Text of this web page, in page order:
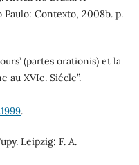
Paulo: Contexto, 2008b. p.
(partes orationis) et la
au XVIe. Siécle”.
.
Leipzig: F. A.